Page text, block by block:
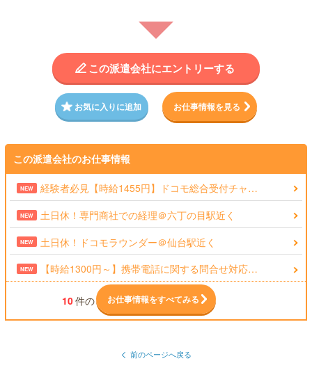
この派遣会社にエントリーする
お気に入りに追加 お仕事情報を見る
この派遣会社のお仕事情報
NEW 経験者必見【時給1455円】ドコモ総合受付チャ…
NEW 土日休！専門商社での経理＠六丁の目駅近く
NEW 土日休！ドコモラウンダー＠仙台駅近く
NEW 【時給1300円～】携帯電話に関する問合せ対応…
10件の お仕事情報をすべてみる
前のページへ戻る